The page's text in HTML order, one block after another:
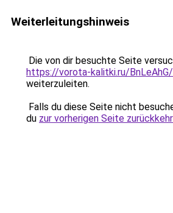
Weiterleitungshinweis
Die von dir besuchte Seite
https://vorota-kalitki.ru/
weiterzuleiten.
Falls du diese Seite nicht
du zur vorherigen Seite